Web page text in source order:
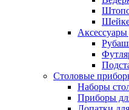
Столовые
Наборы
Приборы